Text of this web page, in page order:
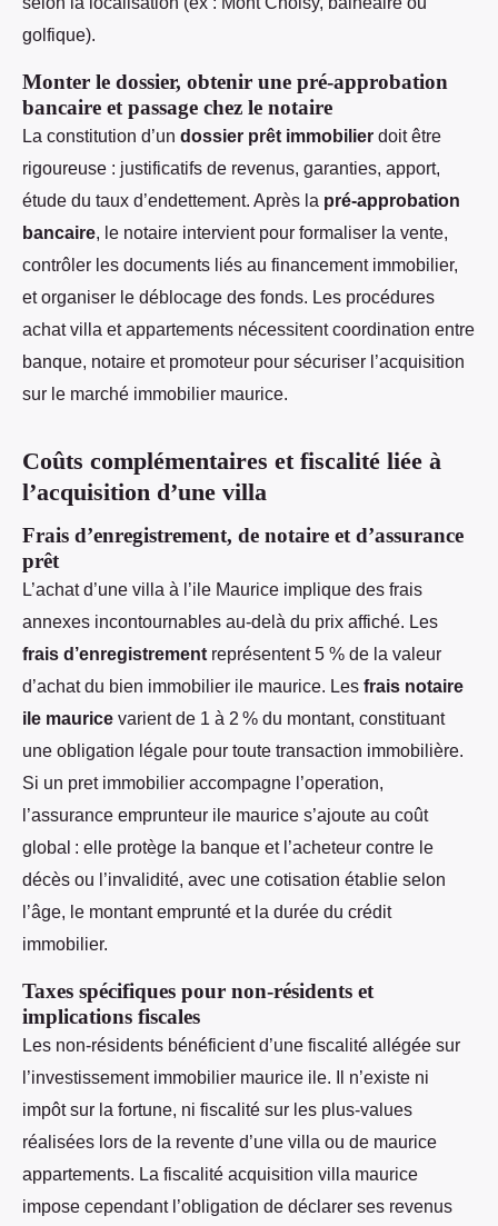
golfique).
Monter le dossier, obtenir une pré-approbation
bancaire et passage chez le notaire
La constitution d’un dossier prêt immobilier doit être
rigoureuse : justificatifs de revenus, garanties, apport,
étude du taux d’endettement. Après la pré-approbation
bancaire, le notaire intervient pour formaliser la vente,
contrôler les documents liés au financement immobilier,
et organiser le déblocage des fonds. Les procédures
achat villa et appartements nécessitent coordination entre
banque, notaire et promoteur pour sécuriser l’acquisition
sur le marché immobilier maurice.
Coûts complémentaires et fiscalité liée à
l’acquisition d’une villa
Frais d’enregistrement, de notaire et d’assurance
prêt
L’achat d’une villa à l’ile Maurice implique des frais
annexes incontournables au-delà du prix affiché. Les
frais d’enregistrement représentent 5 % de la valeur
d’achat du bien immobilier ile maurice. Les frais notaire
ile maurice varient de 1 à 2 % du montant, constituant
une obligation légale pour toute transaction immobilière.
Si un pret immobilier accompagne l’operation,
l’assurance emprunteur ile maurice s’ajoute au coût
global : elle protège la banque et l’acheteur contre le
décès ou l’invalidité, avec une cotisation établie selon
l’âge, le montant emprunté et la durée du crédit
immobilier.
Taxes spécifiques pour non-résidents et
implications fiscales
Les non-résidents bénéficient d’une fiscalité allégée sur
l’investissement immobilier maurice ile. Il n’existe ni
impôt sur la fortune, ni fiscalité sur les plus-values
réalisées lors de la revente d’une villa ou de maurice
appartements. La fiscalité acquisition villa maurice
impose cependant l’obligation de déclarer ses revenus